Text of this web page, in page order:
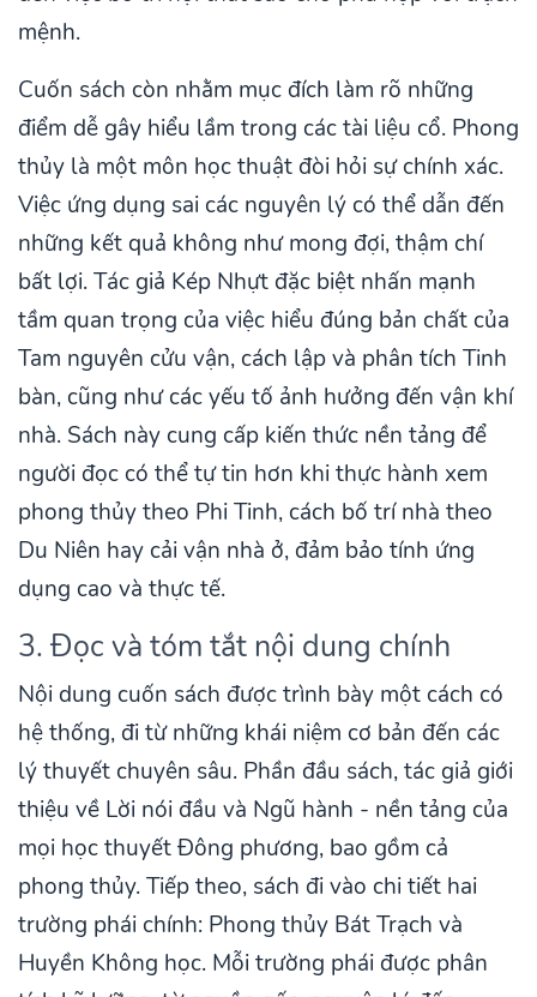
mệnh.
Cuốn sách còn nhằm mục đích làm rõ những
điểm dễ gây hiểu lầm trong các tài liệu cổ. Phong
thủy là một môn học thuật đòi hỏi sự chính xác.
Việc ứng dụng sai các nguyên lý có thể dẫn đến
những kết quả không như mong đợi, thậm chí
bất lợi. Tác giả Kép Nhựt đặc biệt nhấn mạnh
tầm quan trọng của việc hiểu đúng bản chất của
Tam nguyên cửu vận, cách lập và phân tích Tinh
bàn, cũng như các yếu tố ảnh hưởng đến vận khí
nhà. Sách này cung cấp kiến thức nền tảng để
người đọc có thể tự tin hơn khi thực hành xem
phong thủy theo Phi Tinh, cách bố trí nhà theo
Du Niên hay cải vận nhà ở, đảm bảo tính ứng
dụng cao và thực tế.
3. Đọc và tóm tắt nội dung chính
Nội dung cuốn sách được trình bày một cách có
hệ thống, đi từ những khái niệm cơ bản đến các
lý thuyết chuyên sâu. Phần đầu sách, tác giả giới
thiệu về Lời nói đầu và Ngũ hành - nền tảng của
mọi học thuyết Đông phương, bao gồm cả
phong thủy. Tiếp theo, sách đi vào chi tiết hai
trường phái chính: Phong thủy Bát Trạch và
Huyền Không học. Mỗi trường phái được phân